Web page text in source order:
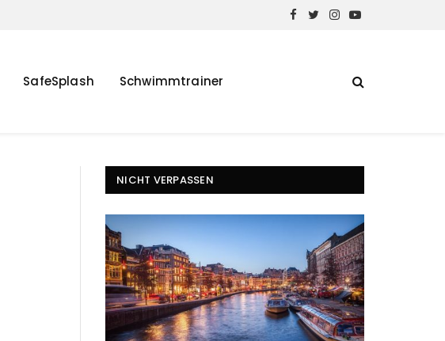
Facebook
TwitterInstagram
YouTube
SafeSplash Schwimmtrainer
NICHT VERPASSEN